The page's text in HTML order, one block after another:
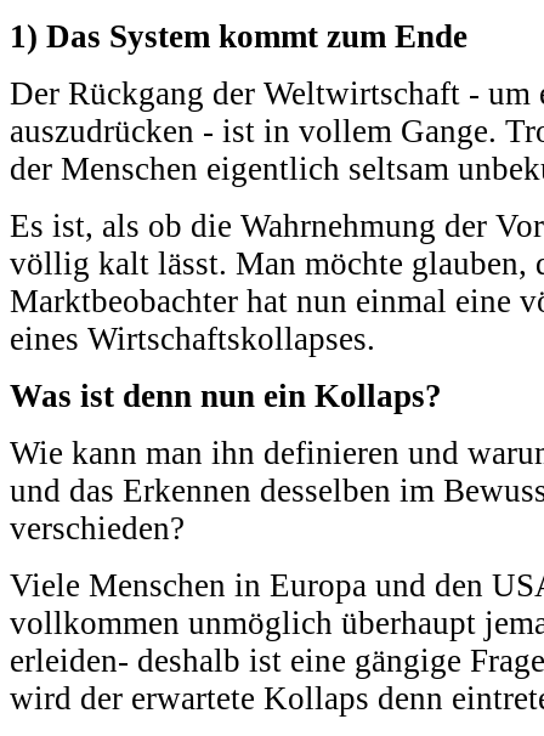
1) Das System kommt zum Ende
Der Rückgang der Weltwirtschaft - um
auszudrücken - ist in vollem Gange.
der Menschen eigentlich seltsam
Es ist, als ob die Wahrnehmung der
völlig kalt lässt. Man möchte glauben,
Marktbeobachter hat nun einmal eine
eines Wirtschaftskollapses.
Was ist denn nun ein Kollaps?
Wie kann man ihn definieren und
und das Erkennen desselben im
verschieden?
Viele Menschen in Europa und den
vollkommen unmöglich überhaupt
erleiden- deshalb ist eine gängige
wird der erwartete Kollaps denn